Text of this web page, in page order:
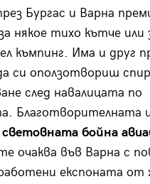
Бургас и Варна
някое тихо кътче или
къмпинг. Има и друг
си оползотвориш
след навалицата по
Благотворителната
бойна
очаква във Варна с
експоната от